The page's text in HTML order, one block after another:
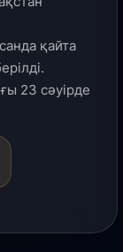
қайта
23 сәуірде